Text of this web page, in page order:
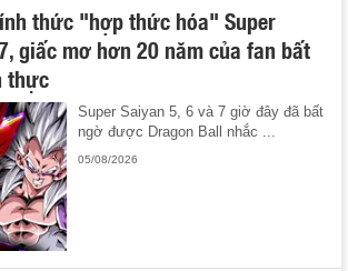
thức "hợp thức hóa" Super
giấc mơ hơn 20 năm của fan bất
thực
Super Saiyan 5, 6 và 7 giờ đây đã bất
ngờ được Dragon Ball nhắc ...
05/08/2026